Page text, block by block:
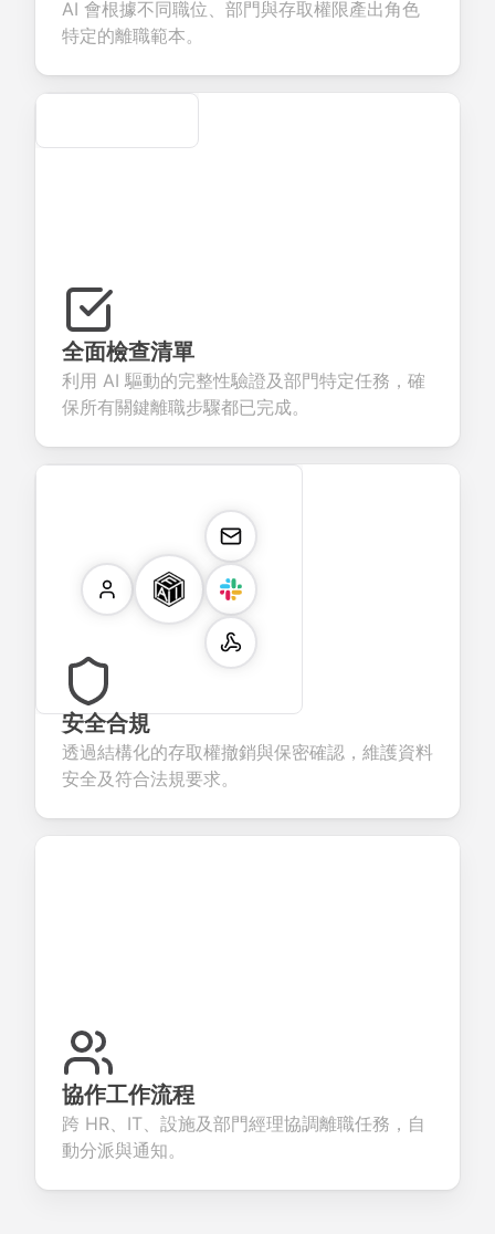
creation.
candidate
AI 會根據不同職位、部門與存取權限產出角色
特定的離職範本。
Secure
全面檢查清單
利用 AI 驅動的完整性驗證及部門特定任務，確
保所有關鍵離職步驟都已完成。
安全合規
透過結構化的存取權撤銷與保密確認，維護資料
安全及符合法規要求。
協作工作流程
跨 HR、IT、設施及部門經理協調離職任務，自
動分派與通知。